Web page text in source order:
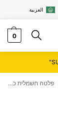
العربية
0
פלטה חשמלית כפולה Hemiltion המילטון HEM202